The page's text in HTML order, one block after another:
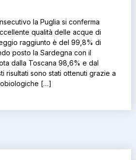
la Puglia si conferma
qualità delle acque di
raggiunto è del 99,8% di
posto la Sardegna con il
dalla Toscana 98,6% e dal
risultati sono stati ottenuti grazie a
[…]